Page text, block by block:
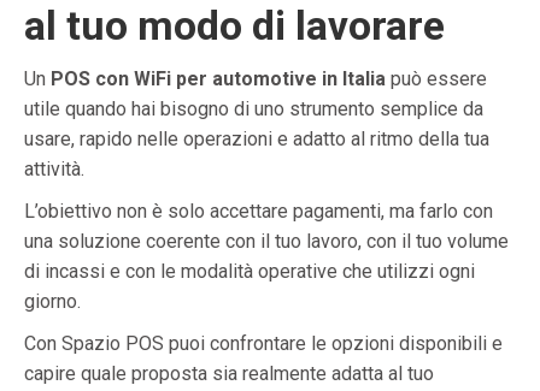
al tuo modo di lavorare
Un POS con WiFi per automotive in Italia può essere
utile quando hai bisogno di uno strumento semplice da
usare, rapido nelle operazioni e adatto al ritmo della tua
attività.
L’obiettivo non è solo accettare pagamenti, ma farlo con
una soluzione coerente con il tuo lavoro, con il tuo volume
di incassi e con le modalità operative che utilizzi ogni
giorno.
Con Spazio POS puoi confrontare le opzioni disponibili e
capire quale proposta sia realmente adatta al tuo